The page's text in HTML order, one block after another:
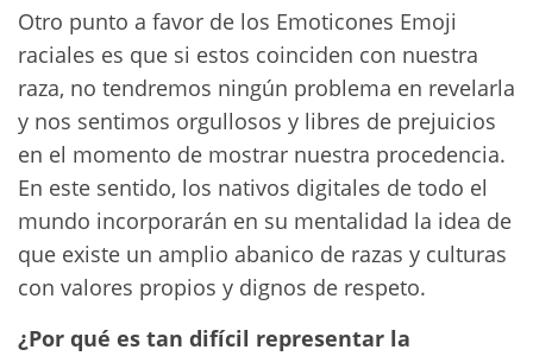
Otro punto a favor de los Emoticones Emoji
raciales es que si estos coinciden con nuestra
raza, no tendremos ningún problema en revelarla
y nos sentimos orgullosos y libres de prejuicios
en el momento de mostrar nuestra procedencia.
En este sentido, los nativos digitales de todo el
mundo incorporarán en su mentalidad la idea de
que existe un amplio abanico de razas y culturas
con valores propios y dignos de respeto.
¿Por qué es tan difícil representar la